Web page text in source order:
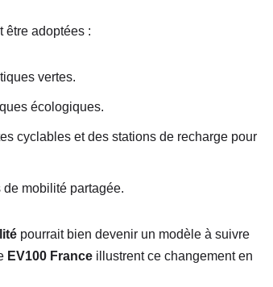
être adoptées :
vertes.
écologiques.
cyclables et des stations de recharge pour
mobilité partagée.
pourrait bien devenir un modèle à suivre
EV100 France illustrent ce changement en